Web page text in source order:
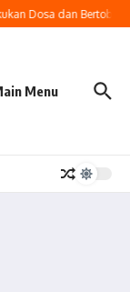
Dosa dan Bertobat,
Menu